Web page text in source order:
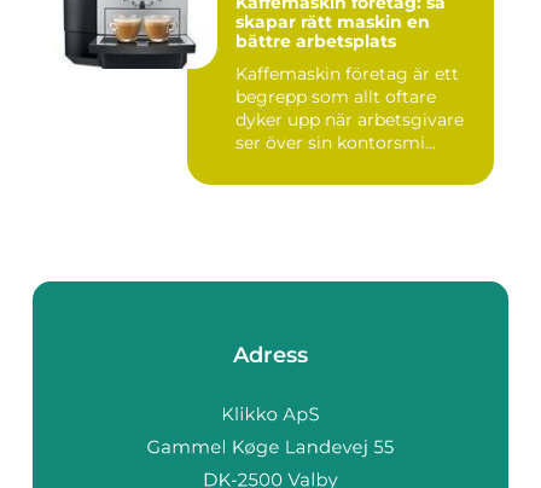
skapar rätt maskin en
bättre arbetsplats
Kaffemaskin företag är ett
begrepp som allt oftare
dyker upp när arbetsgivare
ser över sin kontorsmi...
Adress